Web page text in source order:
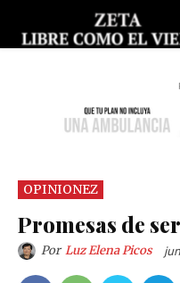
OPINIONEZ
Promesas de
Por Luz Elena Picos